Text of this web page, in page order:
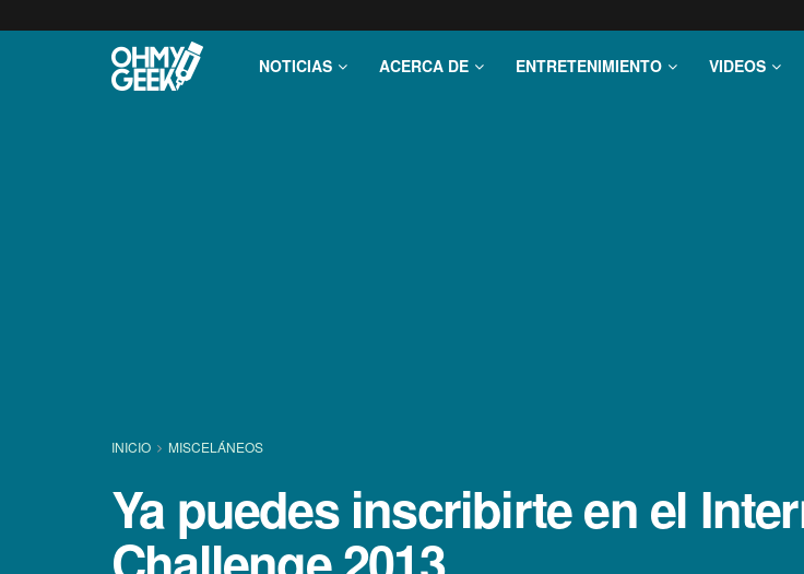
NOTICIAS ACERCA DE ENTRETENIMIENTO VIDEOS
INICIO MISCELÁNEOS
Ya puedes inscribirte en el